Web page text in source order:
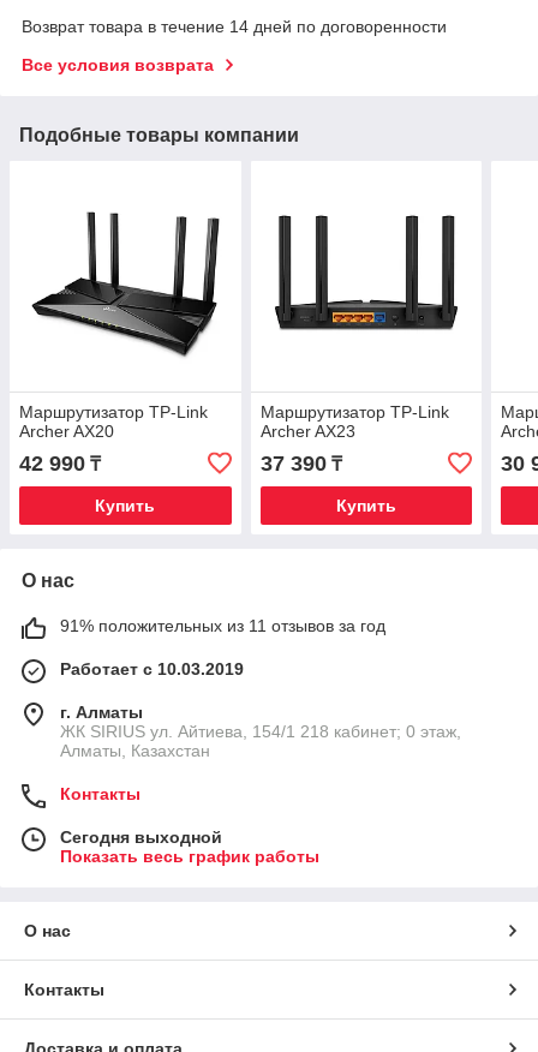
Возврат товара в течение 14 дней по договоренности
Все условия возврата
Подобные товары компании
Маршрутизатор TP-Link
Archer AX20
42 990 ₸
Купить
Маршрутизатор TP-Link
Archer AX23
37 390₸
Купить
30
О нас
91% положительных из 11 отзывов за год
Работает с 10.03.2019
г. Алматы
​ЖК SIRIUS​ ул. Айтиева, 154/1​ 218 кабинет; 0 этаж,
Алматы, Казахстан
Контакты
Сегодня выходной
Показать весь график работы
О нас
Контакты